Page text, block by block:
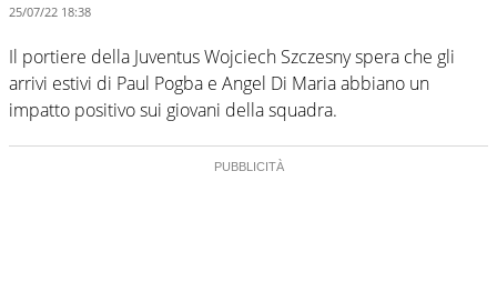
25/07/22 18:38
Il portiere della Juventus Wojciech Szczesny spera che gli
arrivi estivi di Paul Pogba e Angel Di Maria abbiano un
impatto positivo sui giovani della squadra.